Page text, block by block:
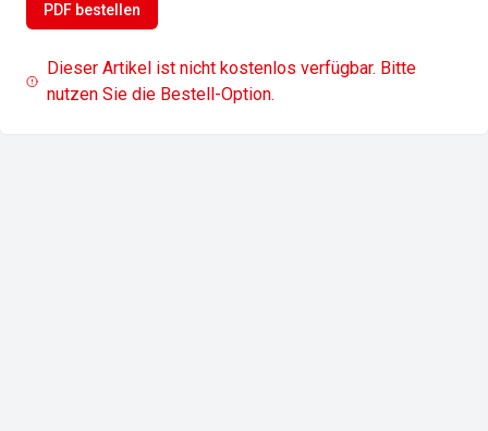
PDF bestellen
Dieser Artikel ist nicht kostenlos verfügbar. Bitte
nutzen Sie die Bestell-Option.